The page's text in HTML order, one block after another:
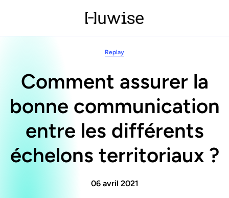
Replay
Comment assurer la
bonne communication
entre les différents
échelons territoriaux ?
06 avril 2021